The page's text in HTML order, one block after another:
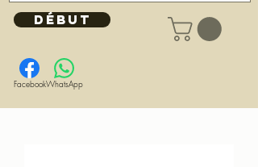
DÉBUT
FacebookWhatsApp